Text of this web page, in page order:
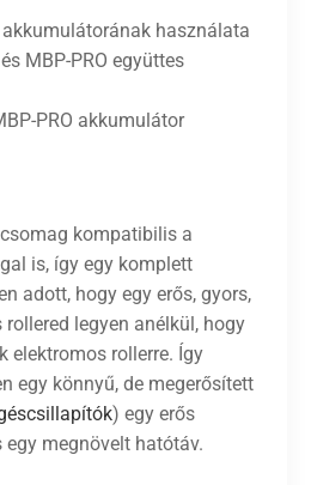
használata
MBP-PRO együttes
PRO akkumulátor
kompatibilis a
is, így egy komplett
adott, hogy egy erős, gyors,
legyen anélkül, hogy
elektromos rollerre. Így
egy könnyű, de megerősített
) egy erős
megnövelt hatótáv.